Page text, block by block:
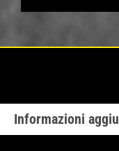
Informazioni